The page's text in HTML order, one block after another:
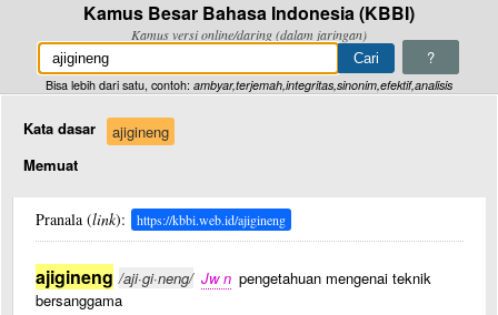
Kamus Besar Bahasa Indonesia (KBBI)
Kamus versi online/daring (dalam jaringan)
?
Bisa lebih dari satu, contoh: ambyar,terjemah,integritas,sinonim,efektif,analisis
Kata dasar
ajigineng
Memuat
Pranala (link): https://kbbi.web.id/ajigineng
ajigineng /aji·gi·neng/ Jw n pengetahuan mengenai teknik
bersanggama